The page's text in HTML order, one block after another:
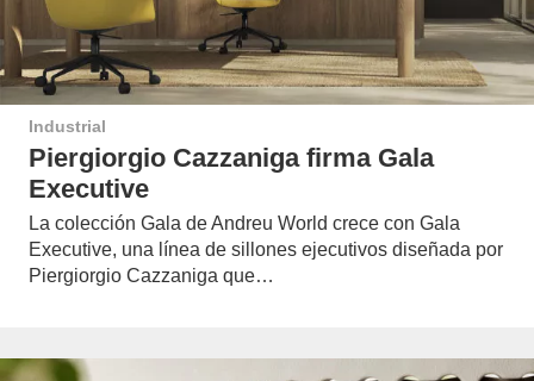
Industrial
Piergiorgio Cazzaniga firma Gala
Executive
La colección Gala de Andreu World crece con Gala
Executive, una línea de sillones ejecutivos diseñada por
Piergiorgio Cazzaniga que…